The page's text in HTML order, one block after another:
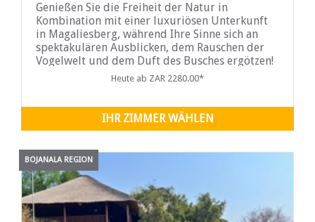
Genießen Sie die Freiheit der Natur in
Kombination mit einer luxuriösen Unterkunft
in Magaliesberg, während Ihre Sinne sich an
spektakulären Ausblicken, dem Rauschen der
Vogelwelt und dem Duft des Busches ergötzen!
Das Idwala Le Ingwe Tent Three bietet
Heute ab ZAR 2280.00*
IHR ZIMMER WÄHLEN
BOJANALA REGION